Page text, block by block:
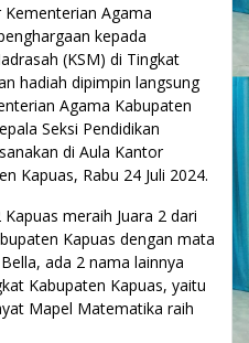
Agama
kepada
(KSM) di Tingkat
hadiah dipimpin langsung
Agama Kabupaten
Seksi Pendidikan
di Aula Kantor
Kapuas, Rabu 24 Juli 2024.
meraih Juara 2 dari
Kapuas dengan mata
ada 2 nama lainnya
Kabupaten Kapuas, yaitu
Mapel Matematika raih